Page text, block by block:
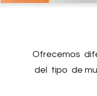
Ofrecemos
del tipo de